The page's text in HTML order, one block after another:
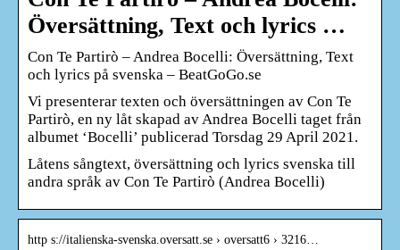
Översättning, Text och lyrics …
Con Te Partirò – Andrea Bocelli: Översättning, Text
och lyrics på svenska – BeatGoGo.se
Vi presenterar texten och översättningen av Con Te
Partirò, en ny låt skapad av Andrea Bocelli taget från
albumet ‘Bocelli’ publicerad Torsdag 29 April 2021.
Låtens sångtext, översättning och lyrics svenska till
andra språk av Con Te Partirò (Andrea Bocelli)
http s://italienska-svenska.oversatt.se › oversatt6 › 3216…